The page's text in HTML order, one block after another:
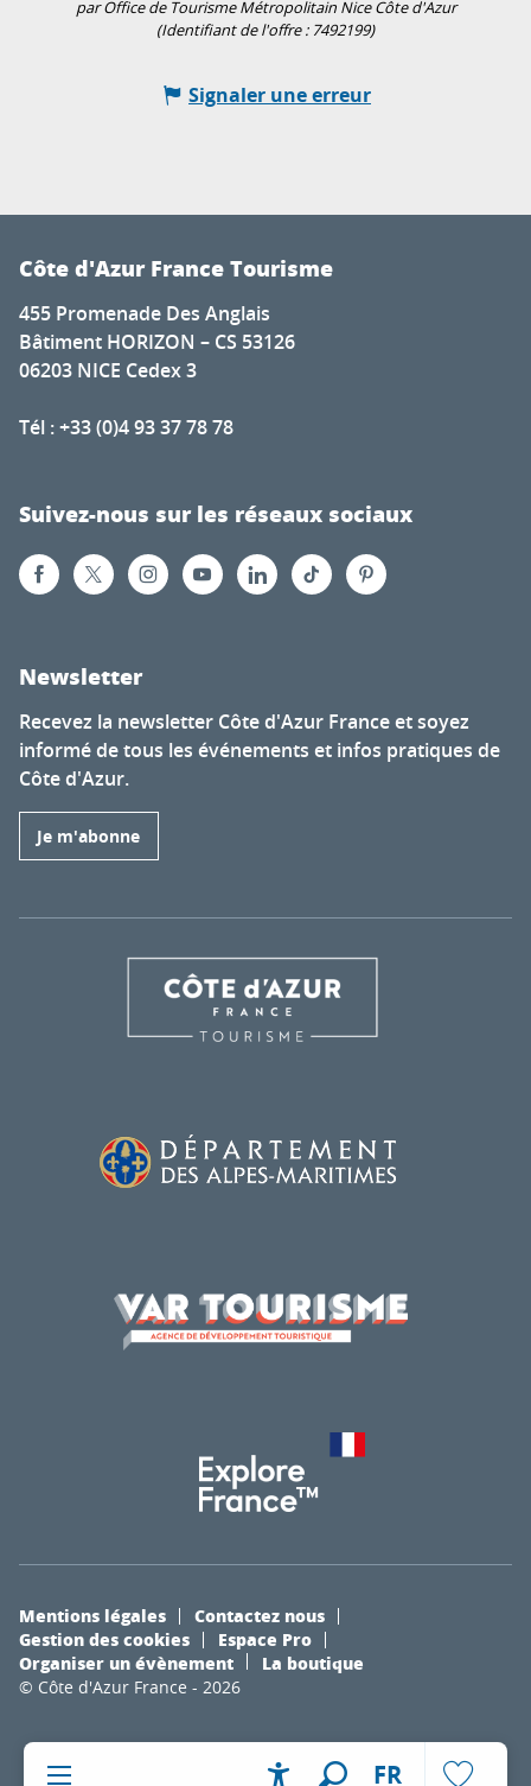
FR
par Office de Tourisme Métropolitain Nice Côte d'Azur
(Identifiant de l'offre : 7492199)
Signaler une erreur
Côte d'Azur France Tourisme
455 Promenade Des Anglais
Bâtiment HORIZON – CS 53126
06203 NICE Cedex 3
Tél : +33 (0)4 93 37 78 78
Suivez-nous sur les réseaux sociaux
Newsletter
Recevez la newsletter Côte d'Azur France et soyez
informé de tous les événements et infos pratiques de
Côte d'Azur.
Je m'abonne
© Côte d'Azur France - 2026
Mentions légales
Contactez nous
Gestion des cookies
Espace Pro
Organiser un évènement
La boutique